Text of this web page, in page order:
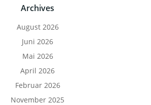
Archives
August 2026
Juni 2026
Mai 2026
April 2026
Februar 2026
November 2025